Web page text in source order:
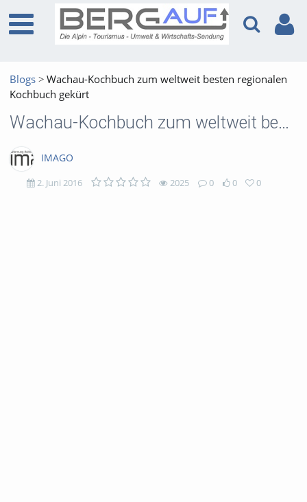
Blogs
Wachau-Kochbuch zum weltweit besten regionalen
Kochbuch gekürt
Wachau-Kochbuch zum weltweit besten regionalen Kochbuch gekürt
IMAGO
2. Juni 2016 2025 0 0 0